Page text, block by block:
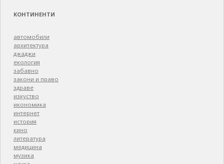
КОНТИНЕНТИ
автомобили
архитектура
джаджи
екология
забавно
закони и право
здраве
изкуство
икономика
интернет
история
кино
литература
медицина
музика